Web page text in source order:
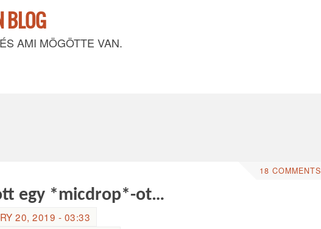
BLOG
AMI MÖGÖTTE VAN.
18 COMMENTS
egy *micdrop*-ot…
20, 2019 - 03:33